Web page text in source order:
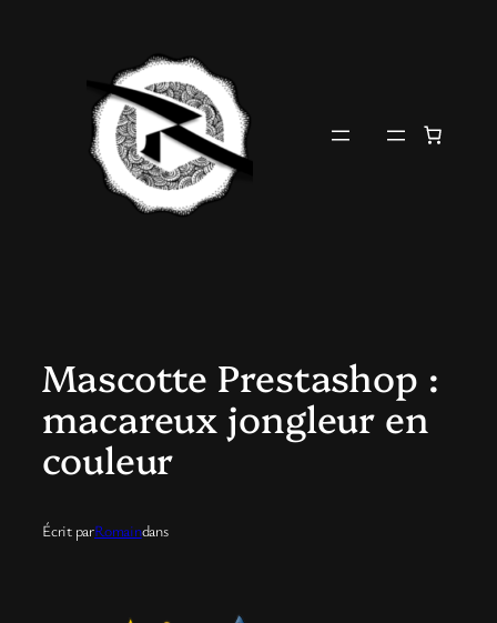
Mascotte Prestashop :
macareux jongleur en
couleur
Écrit parRomaindans